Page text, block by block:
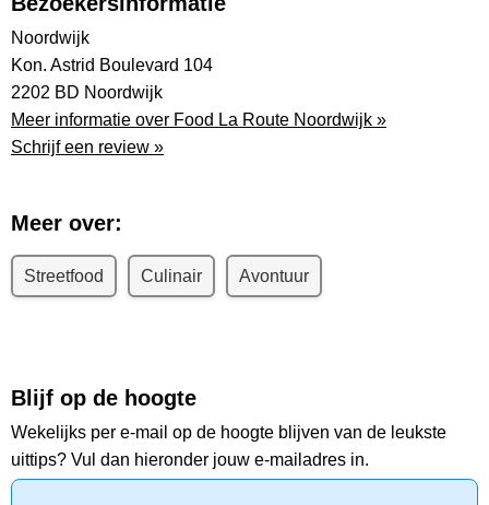
Noordwijk
Kon. Astrid Boulevard 104
2202 BD Noordwijk
Meer informatie over Food La Route Noordwijk »
Schrijf een review »
Meer over:
Streetfood Culinair Avontuur
Blijf op de hoogte
Wekelijks per e-mail op de hoogte blijven van de leukste
uittips? Vul dan hieronder jouw e-mailadres in.